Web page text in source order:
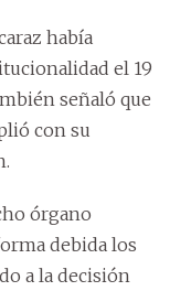
había
el 19
señaló que
con su
órgano
debida los
a la decisión